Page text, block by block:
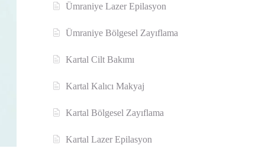
Ümraniye Lazer Epilasyon
Ümraniye Bölgesel Zayıflama
Kartal Cilt Bakımı
Kartal Kalıcı Makyaj
Kartal Bölgesel Zayıflama
Kartal Lazer Epilasyon